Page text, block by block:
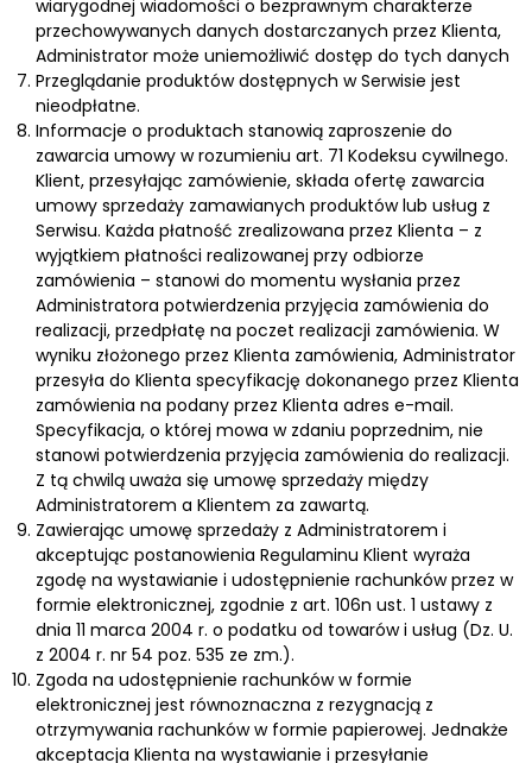
wiarygodnej wiadomości o bezprawnym charakterze
przechowywanych danych dostarczanych przez Klienta,
Administrator może uniemożliwić dostęp do tych danych
Przeglądanie produktów dostępnych w Serwisie jest
nieodpłatne.
Informacje o produktach stanowią zaproszenie do
zawarcia umowy w rozumieniu art. 71 Kodeksu cywilnego.
Klient, przesyłając zamówienie, składa ofertę zawarcia
umowy sprzedaży zamawianych produktów lub usług z
Serwisu. Każda płatność zrealizowana przez Klienta – z
wyjątkiem płatności realizowanej przy odbiorze
zamówienia – stanowi do momentu wysłania przez
Administratora potwierdzenia przyjęcia zamówienia do
realizacji, przedpłatę na poczet realizacji zamówienia. W
wyniku złożonego przez Klienta zamówienia, Administrator
przesyła do Klienta specyfikację dokonanego przez Klienta
zamówienia na podany przez Klienta adres e-mail.
Specyfikacja, o której mowa w zdaniu poprzednim, nie
stanowi potwierdzenia przyjęcia zamówienia do realizacji.
Z tą chwilą uważa się umowę sprzedaży między
Administratorem a Klientem za zawartą.
Zawierając umowę sprzedaży z Administratorem i
akceptując postanowienia Regulaminu Klient wyraża
zgodę na wystawianie i udostępnienie rachunków przez w
formie elektronicznej, zgodnie z art. 106n ust. 1 ustawy z
dnia 11 marca 2004 r. o podatku od towarów i usług (Dz. U.
z 2004 r. nr 54 poz. 535 ze zm.).
Zgoda na udostępnienie rachunków w formie
elektronicznej jest równoznaczna z rezygnacją z
otrzymywania rachunków w formie papierowej. Jednakże
akceptacja Klienta na wystawianie i przesyłanie